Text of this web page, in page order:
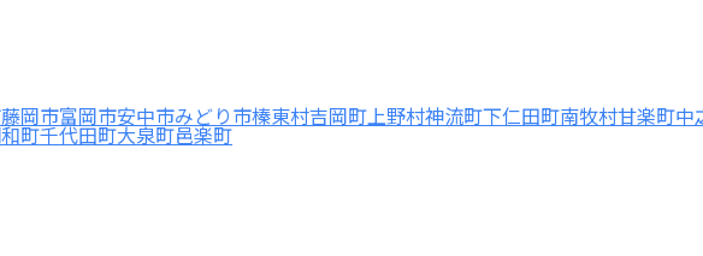
藤岡市富岡市安中市みどり市榛東村吉岡町上野村神流町下仁田町南牧村甘楽町中
町千代田町大泉町邑楽町